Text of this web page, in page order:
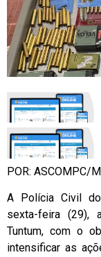
POR: ASCOMPC/
A Polícia Civil
sexta-feira (29),
Tuntum, com o
intensificar as